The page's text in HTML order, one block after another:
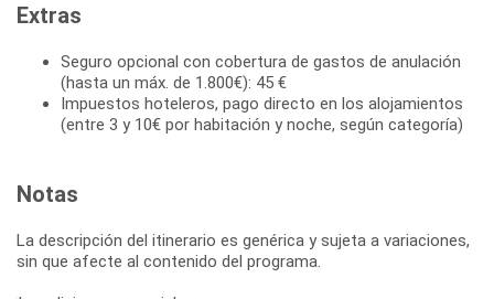
Extras
Seguro opcional con cobertura de gastos de anulación
(hasta un máx. de 1.800€): 45 €
Impuestos hoteleros, pago directo en los alojamientos
(entre 3 y 10€ por habitación y noche, según categoría)
Notas
La descripción del itinerario es genérica y sujeta a variaciones,
sin que afecte al contenido del programa.